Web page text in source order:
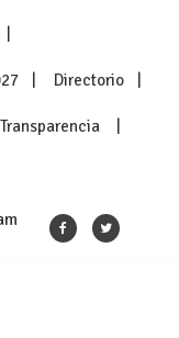
Directorio
Transparencia